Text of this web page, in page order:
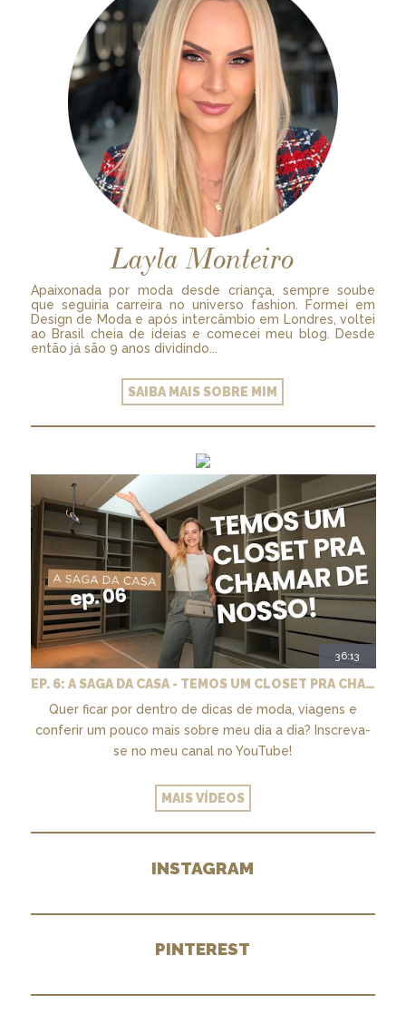
Layla Monteiro
Apaixonada por moda desde criança, sempre soube
que seguiria carreira no universo fashion. Formei em
Design de Moda e após intercâmbio em Londres, voltei
ao Brasil cheia de ideias e comecei meu blog. Desde
então já são 9 anos dividindo...
SAIBA MAIS SOBRE MIM
36:13
EP. 6: A SAGA DA CASA - TEMOS UM CLOSET PRA CHAMAR DE NOSSO + MARCENARIA E PAISAGISMO
Quer ficar por dentro de dicas de moda, viagens e
conferir um pouco mais sobre meu dia a dia? Inscreva-
se no meu canal no YouTube!
MAIS VÍDEOS
INSTAGRAM
PINTEREST